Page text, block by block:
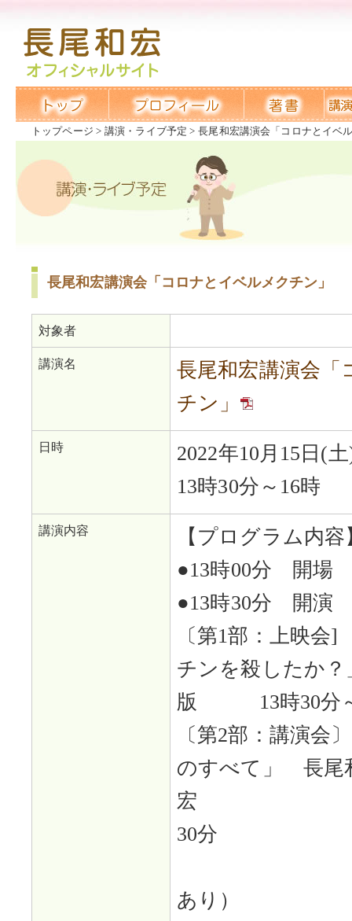
トップページ 講演・ライブ予定 長尾和宏講演会「コロナとイベ
長尾和宏講演会「コロナとイベルメクチン」
対象者
講演名
長尾和宏講演会
チン」
日時
2022年10月15日(
13時30分～16時
講演内容
【プログラム内容
●13時00分 開場
●13時30分 開演
〔第1部：上映
チンを殺したか
版 13時30分
〔第2部：講演会
のすべて」 長尾
宏 14時
30分
あり）